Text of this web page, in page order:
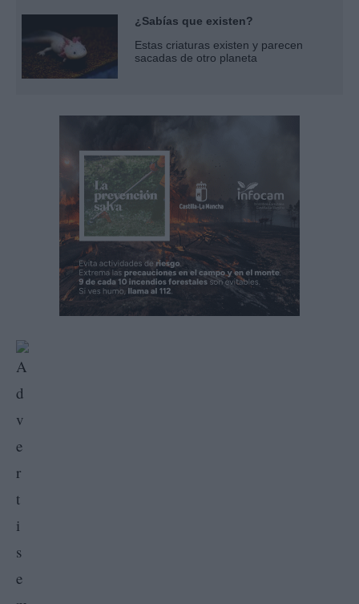
¿Sabías que existen?
Estas criaturas existen y parecen
sacadas de otro planeta